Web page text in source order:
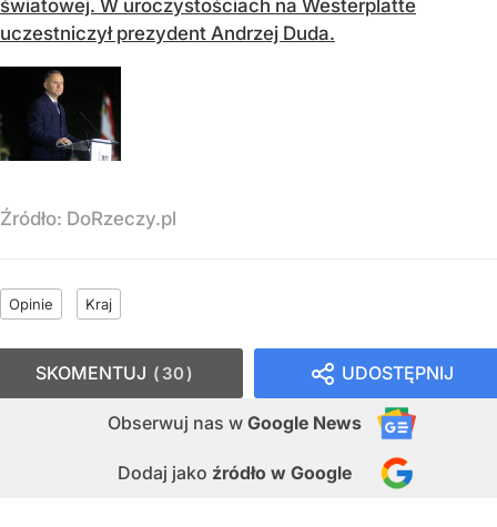
światowej. W uroczystościach na Westerplatte
uczestniczył prezydent Andrzej Duda.
Źródło: DoRzeczy.pl
Opinie Kraj
UDOSTĘPNIJ
Obserwuj nas w Google News
Dodaj jako źródło w Google
SKOMENTUJ 30